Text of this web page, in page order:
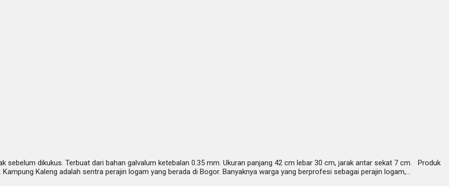
sebelum dikukus. Terbuat dari bahan galvalum ketebalan 0.35 mm. Ukuran panjang 42 cm lebar 30 cm, jarak antar sekat 7 cm. Produk
Kaleng adalah sentra perajin logam yang berada di Bogor. Banyaknya warga yang berprofesi sebagai perajin logam,…